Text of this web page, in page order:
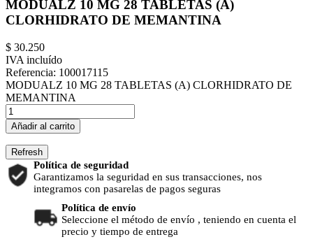
MODUALZ 10 MG 28 TABLETAS (A)
CLORHIDRATO DE MEMANTINA
$ 30.250
IVA incluído
Referencia: 100017115
MODUALZ 10 MG 28 TABLETAS (A) CLORHIDRATO DE
MEMANTINA
Añadir al carrito
Política de seguridad
Garantizamos la seguridad en sus transacciones, nos
integramos con pasarelas de pagos seguras
Política de envío
Seleccione el método de envío , teniendo en cuenta el
precio y tiempo de entrega